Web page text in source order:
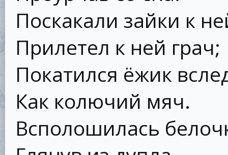
Поскакали зайки к
Прилетел к ней грач;
Покатился ёжик
Как колючий мяч.
Всполошилась